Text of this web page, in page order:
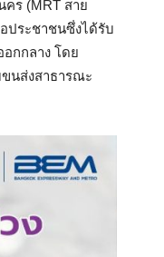
ร (MRT สาย
ประชาชนซึ่งได้รับ
กกลาง โดย
ขนส่งสาธารณะ